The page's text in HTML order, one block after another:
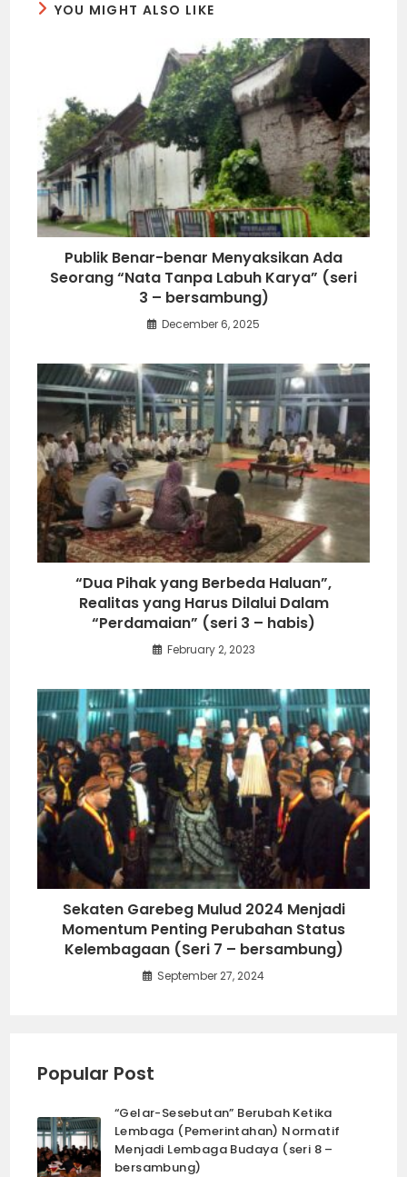
YOU MIGHT ALSO LIKE
Publik Benar-benar Menyaksikan Ada
Seorang “Nata Tanpa Labuh Karya” (seri
3 – bersambung)
December 6, 2025
“Dua Pihak yang Berbeda Haluan”,
Realitas yang Harus Dilalui Dalam
“Perdamaian” (seri 3 – habis)
February 2, 2023
Sekaten Garebeg Mulud 2024 Menjadi
Momentum Penting Perubahan Status
Kelembagaan (Seri 7 – bersambung)
September 27, 2024
Popular Post
“Gelar-Sesebutan” Berubah Ketika
Lembaga (Pemerintahan) Normatif
Menjadi Lembaga Budaya (seri 8 –
bersambung)